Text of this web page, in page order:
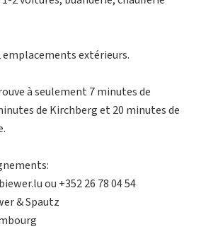
emplacements extérieurs.
à seulement 7 minutes de
de Kirchberg et 20 minutes de
ou +352 26 78 04 54
& Spautz